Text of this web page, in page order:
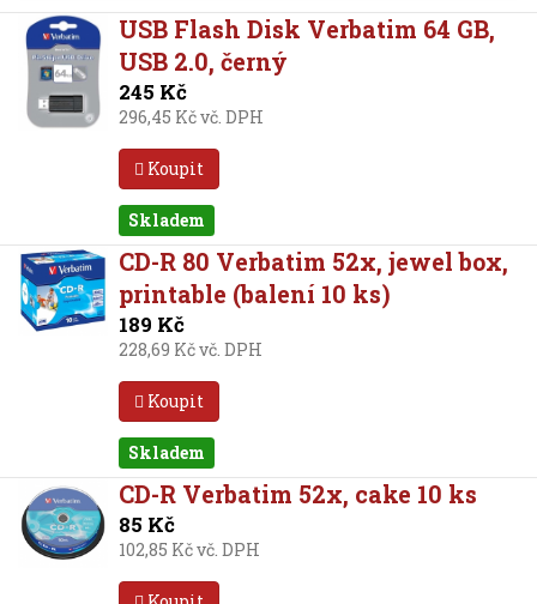
USB Flash Disk Verbatim 64 GB,
USB 2.0, černý
245 Kč
296,45 Kč vč. DPH
Koupit
Skladem
CD-R 80 Verbatim 52x, jewel box,
printable (balení 10 ks)
189 Kč
228,69 Kč vč. DPH
Koupit
Skladem
CD-R Verbatim 52x, cake 10 ks
85 Kč
102,85 Kč vč. DPH